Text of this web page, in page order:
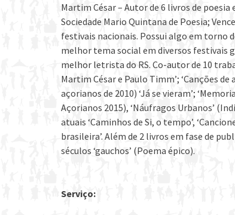
Martim César – Autor de 6 livros de
Sociedade Mario Quintana de Poesia;
festivais nacionais. Possui algo em torno
melhor tema social em diversos festivais
melhor letrista do RS. Co-autor de 10
Martim César e Paulo Timm’; ‘Canções
açorianos de 2010) ‘Já se vieram’;
Açorianos 2015), ‘Náufragos Urbanos’
atuais ‘Caminhos de Si, o tempo’,
brasileira’. Além de 2 livros em fase de
séculos ‘gauchos’ (Poema épico).
Serviço: